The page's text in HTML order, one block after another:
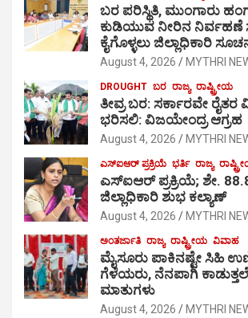
ಬರ ಪರಿಸ್ಥಿತಿ, ಮುಂಗಾರು
ಕುಡಿಯುವ ನೀರಿನ ನಿರ್ವಹಣೆ
ಕೈಗೊಳ್ಳಲು ಜಿಲ್ಲಾಧಿಕಾರಿ
August 4, 2026 MYTHRI
DROUGHT ಬರ ರಾಜ್ಯ ರಾಷ್ಟ್ರೀಯ
ತೀವ್ರ ಬರ: ಸರ್ಕಾರವೇ
ಭರಿಸಲಿ: ವಿಜಯೇಂದ್ರ ಆಗ್ರಹ
August 4, 2026 MYTHRI
ಎಸ್‍ಐಆರ್ ಪ್ರಕ್ರಿಯೆ ಭರ್ತಿ ರಾಜ್ಯ
ಎಸ್‍ಐಆರ್ ಪ್ರಕ್ರಿಯೆ; ಶೇ.
ಜಿಲ್ಲಾಧಿಕಾರಿ ಶುಭ ಕಲ್ಯಾಣ್
August 4, 2026 MYTHRI
ಅಂತರ್ಜಾತಿ ರಾಜ್ಯ ರಾಷ್ಟ್ರೀಯ ವಿವಾಹ
ಮೈಸೂರು ಪಾಕಿನಷ್ಟೇ ಸಿಹಿ
ಗೆಳೆಯರು, ನೆನಪಾಗಿ
ಮಾತುಗಳು
August 4, 2026 MYTHRI